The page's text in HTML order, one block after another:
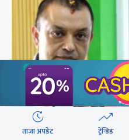
ताजा अपडेट ट्रेन्डिङ